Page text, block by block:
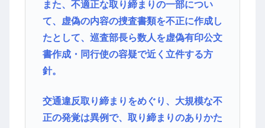
また、不適正な取り締まりの一部につい
て、虚偽の内容の捜査書類を不正に作成し
たとして、巡査部長ら数人を虚偽有印公文
書作成・同行使の容疑で近く立件する方
針。
交通違反取り締まりをめぐり、大規模な不
正の発覚は異例で、取り締まりのありかた